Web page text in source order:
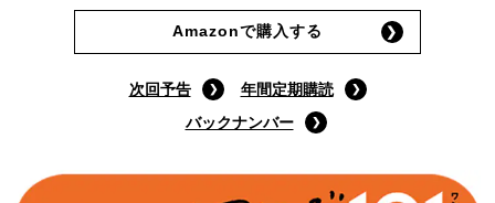
Amazonで購入する
次回予告
年間定期購読
バックナンバー